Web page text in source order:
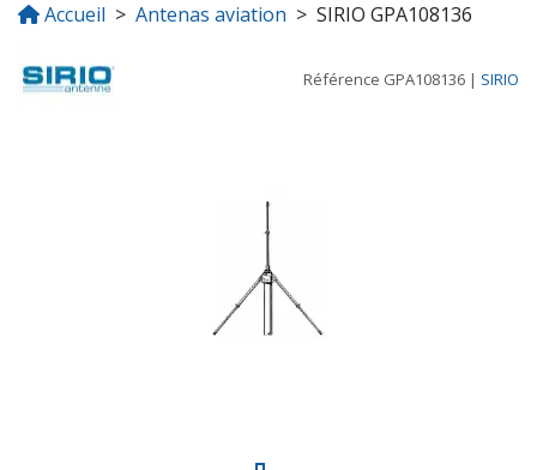
Accueil Antenas aviation SIRIO GPA108136
Référence GPA108136 | SIRIO